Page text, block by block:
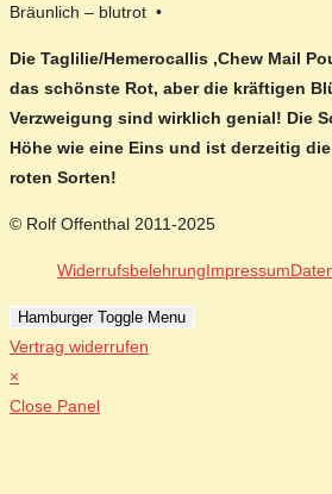
Bräunlich – blutrot •
Die Taglilie/Hemerocallis ‚Chew Mail
das schönste Rot, aber die kräftigen
Verzweigung sind wirklich genial! Die
Höhe wie eine Eins und ist derzeitig
roten Sorten!
© Rolf Offenthal 2011-2025
WiderrufsbelehrungImpressum
Hamburger Toggle Menu
Vertrag widerrufen
×
Close Panel